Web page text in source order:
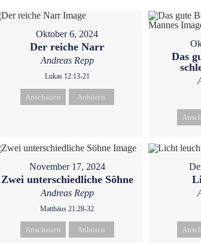
Oktober 6, 2024
Der reiche Narr
Andreas Repp
Lukas 12:13-21
Anschauen Anhören
Das
November 17, 2024
Zwei unterschiedliche Söhne
Andreas Repp
Matthäus 21:28-32
Anschauen Anhören